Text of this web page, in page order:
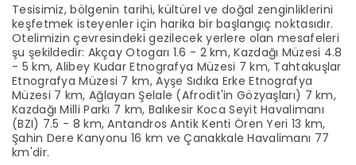
Tesisimiz, bölgenin tarihi, kültürel ve doğal zenginliklerini
keşfetmek isteyenler için harika bir başlangıç noktasıdır.
Otelimizin çevresindeki gezilecek yerlere olan mesafeleri
şu şekildedir: Akçay Otogarı 1.6 - 2 km, Kazdağı Müzesi 4.8
- 5 km, Alibey Kudar Etnografya Müzesi 7 km, Tahtakuşlar
Etnografya Müzesi 7 km, Ayşe Sıdıka Erke Etnografya
Müzesi 7 km, Ağlayan Şelale (Afrodit'in Gözyaşları) 7 km,
Kazdağı Milli Parkı 7 km, Balıkesir Koca Seyit Havalimanı
(BZI) 7.5 - 8 km, Antandros Antik Kenti Ören Yeri 13 km,
Şahin Dere Kanyonu 16 km ve Çanakkale Havalimanı 77
km'dir.